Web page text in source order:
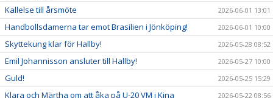
Kallelse till årsmöte 2026-06-01 13:01
Handbollsdamerna tar emot Brasilien i Jönköping! 2026-06-01 10:00
Skyttekung klar för Hallby! 2026-05-28 08:52
Emil Johannisson ansluter till Hallby! 2026-05-27 10:00
Guld! 2026-05-25 15:29
Klara och Märtha om att åka på U-20 VM i Kina 2026-05-22 08:56